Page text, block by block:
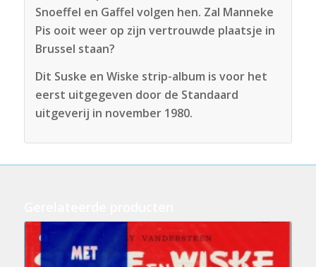
Snoeffel en Gaffel volgen hen. Zal Manneke
Pis ooit weer op zijn vertrouwde plaatsje in
Brussel staan?
Dit Suske en Wiske strip-album is voor het
eerst uitgegeven door de Standaard
uitgeverij in november 1980.